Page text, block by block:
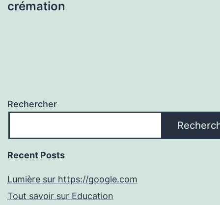
crémation
Rechercher
Recent Posts
Lumière sur https://google.com
Tout savoir sur Education